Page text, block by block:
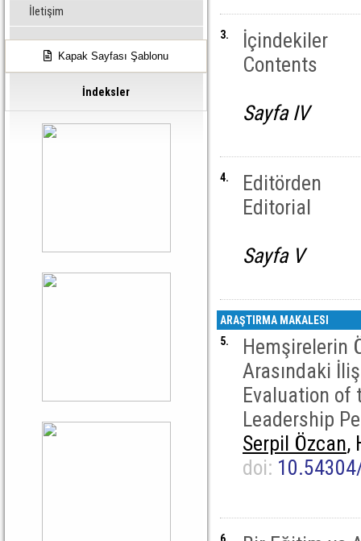
İletişim
Kapak Sayfası Şablonu
İndeksler
3.
İçindekiler
Contents
Sayfa IV
4.
Editörden
Editorial
Sayfa V
ARAŞTIRMA MAKALESI
5.
Hemşirelerin
Arasındaki
Evaluation of
Leadership
Serpil Özcan,
doi: